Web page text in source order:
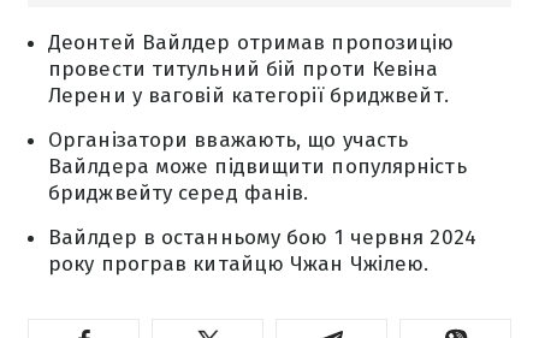
Деонтей Вайлдер отримав пропозицію
провести титульний бій проти Кевіна
Лерени у ваговій категорії бриджвейт.
Організатори вважають, що участь
Вайлдера може підвищити популярність
бриджвейту серед фанів.
Вайлдер в останньому бою 1 червня 2024
року програв китайцю Чжан Чжілею.